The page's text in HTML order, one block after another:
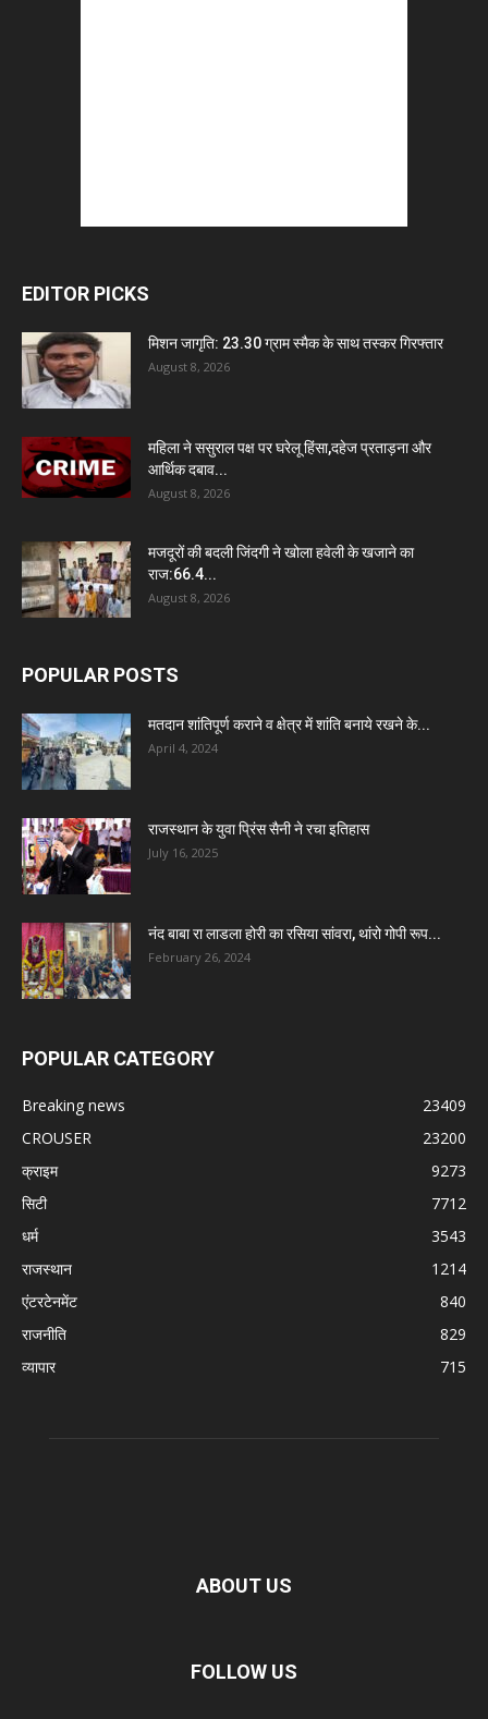
EDITOR PICKS
मिशन जागृति: 23.30 ग्राम स्मैक के साथ तस्कर गिरफ्तार
August 8, 2026
महिला ने ससुराल पक्ष पर घरेलू हिंसा,दहेज प्रताड़ना और
आर्थिक दबाव...
August 8, 2026
मजदूरों की बदली जिंदगी ने खोला हवेली के खजाने का
राज:66.4...
August 8, 2026
POPULAR POSTS
मतदान शांतिपूर्ण कराने व क्षेत्र में शांति बनाये रखने के...
April 4, 2024
राजस्थान के युवा प्रिंस सैनी ने रचा इतिहास
July 16, 2025
नंद बाबा रा लाडला होरी का रसिया सांवरा, थांरो गोपी रूप...
February 26, 2024
POPULAR CATEGORY
Breaking news
23409
CROUSER
23200
क्राइम
9273
सिटी
7712
धर्म
3543
राजस्थान
1214
एंटरटेनमेंट
840
राजनीति
829
व्यापार
715
ABOUT US
FOLLOW US